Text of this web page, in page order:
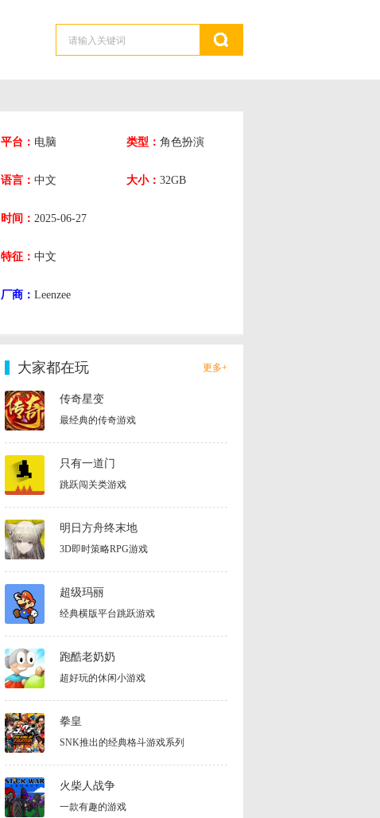
平台： 电脑 类型： 角色扮演
语言： 中文 大小： 32GB
时间： 2025-06-27
特征： 中文
厂商： Leenzee
更多+
大家都在玩
传奇星变
最经典的传奇游戏
只有一道门
跳跃闯关类游戏
明日方舟终末地
3D即时策略RPG游戏
超级玛丽
经典横版平台跳跃游戏
跑酷老奶奶
超好玩的休闲小游戏
拳皇
SNK推出的经典格斗游戏系列
火柴人战争
一款有趣的游戏